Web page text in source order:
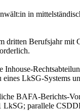
in
dritten Berufsjahr
Inhouse-
LkSG-Systems
BAFA-Berichts-
LkSG; parallele